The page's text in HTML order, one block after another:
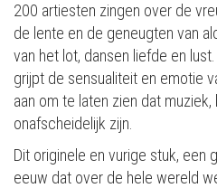
200 artiesten zingen over de
de lente en de geneugten van
van het lot, dansen liefde en
grijpt de sensualiteit en emotie
aan om te laten zien dat
onafscheidelijk zijn.
Dit originele en vurige stuk, een
eeuw dat over de hele wereld